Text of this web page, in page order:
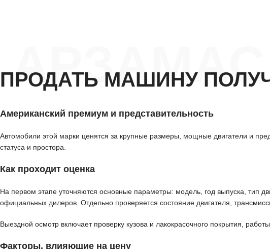
АРЗАМАС
ПРОДАТЬ МАШИНУ
Американский премиум и представительность
Автомобили этой марки ценятся за крупные размеры, мощные двигатели и
статуса и простора.
Как проходит оценка
На первом этапе уточняются основные параметры: модель, год выпуска, тип
официальных дилеров. Отдельно проверяется состояние двигателя,
Выездной осмотр включает проверку кузова и лакокрасочного покрытия,
Факторы, влияющие на цену